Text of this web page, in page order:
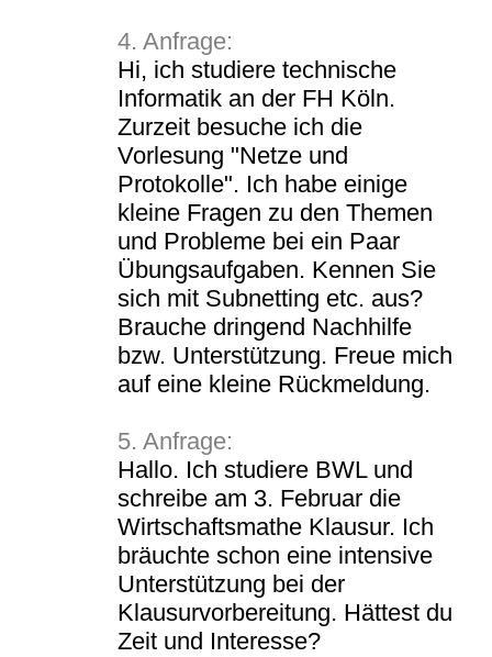
4. Anfrage:
Hi, ich studiere technische
Informatik an der FH Köln.
Zurzeit besuche ich die
Vorlesung "Netze und
Protokolle". Ich habe einige
kleine Fragen zu den Themen
und Probleme bei ein Paar
Übungsaufgaben. Kennen Sie
sich mit Subnetting etc. aus?
Brauche dringend Nachhilfe
bzw. Unterstützung. Freue mich
auf eine kleine Rückmeldung.
5. Anfrage:
Hallo. Ich studiere BWL und
schreibe am 3. Februar die
Wirtschaftsmathe Klausur. Ich
bräuchte schon eine intensive
Unterstützung bei der
Klausurvorbereitung. Hättest du
Zeit und Interesse?